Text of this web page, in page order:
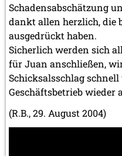
Schadensabschätzung
dankt allen herzlich, die
ausgedrückt haben.
Sicherlich werden sich
für Juan anschließen,
Schicksalsschlag
Geschäftsbetrieb wieder
(R.B., 29. August 2004)